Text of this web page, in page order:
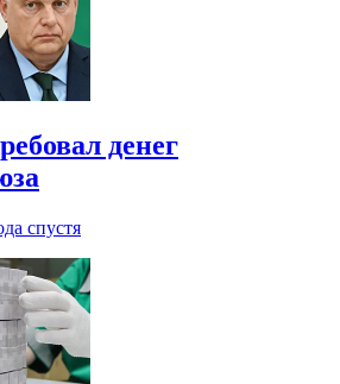
денег
спустя